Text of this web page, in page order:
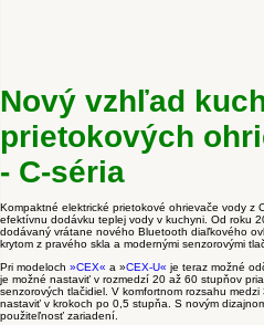
Nový vzhľad
prietokových
- C-séria
Kompaktné elektrické prietokové ohrievače vody z
efektívnu dodávku teplej vody v kuchyni. Od roku
dodávaný vrátane nového Bluetooth diaľkového
krytom z pravého skla a modernými senzorovými
Pri modeloch »CEX« a »CEX-U« je teraz možné
je možné nastaviť v rozmedzí 20 až 60 stupňov
senzorových tlačidiel. V komfortnom rozsahu
nastaviť v krokoch po 0,5 stupňa. S novým
použiteľnosť zariadení.